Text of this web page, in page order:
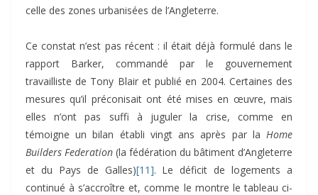
celle des zones urbanisées de l’Angleterre.
Ce constat n’est pas récent : il était déjà formulé dans le
rapport Barker, commandé par le gouvernement
travailliste de Tony Blair et publié en 2004. Certaines des
mesures qu’il préconisait ont été mises en œuvre, mais
elles n’ont pas suffi à juguler la crise, comme en
témoigne un bilan établi vingt ans après par la Home
Builders Federation (la fédération du bâtiment d’Angleterre
et du Pays de Galles)[11]. Le déficit de logements a
continué à s’accroître et, comme le montre le tableau ci-